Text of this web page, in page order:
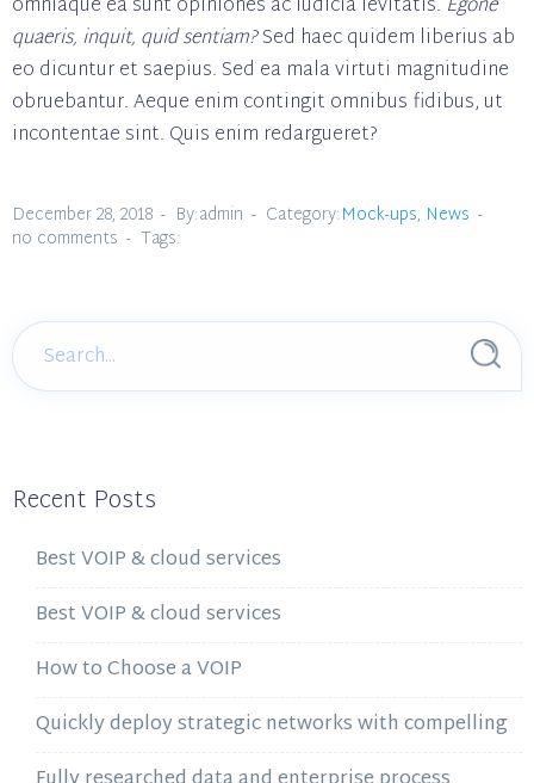
quaeris, inquit, quid sentiam?Sed haec quidem liberius ab
eo dicuntur et saepius. Sed ea mala virtuti magnitudine
obruebantur. Aeque enim contingit omnibus fidibus, ut
incontentae sint. Quis enim redargueret?
December 28, 2018 By:admin Category:Mock-ups, News
no comments
Tags:
Recent Posts
Best VOIP & cloud services
Best VOIP & cloud services
How to Choose a VOIP
Quickly deploy strategic networks with compelling